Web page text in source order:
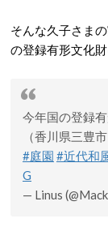
そんな久子さま
の登録有形文化
今年国の登録
（香川県三豊
#庭園 #近代和
G
— Linus